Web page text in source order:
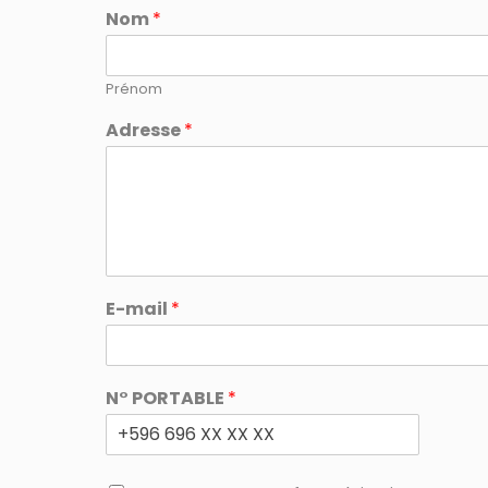
Nom*
Prénom
Adresse*
E-mail *
N° PORTABLE *